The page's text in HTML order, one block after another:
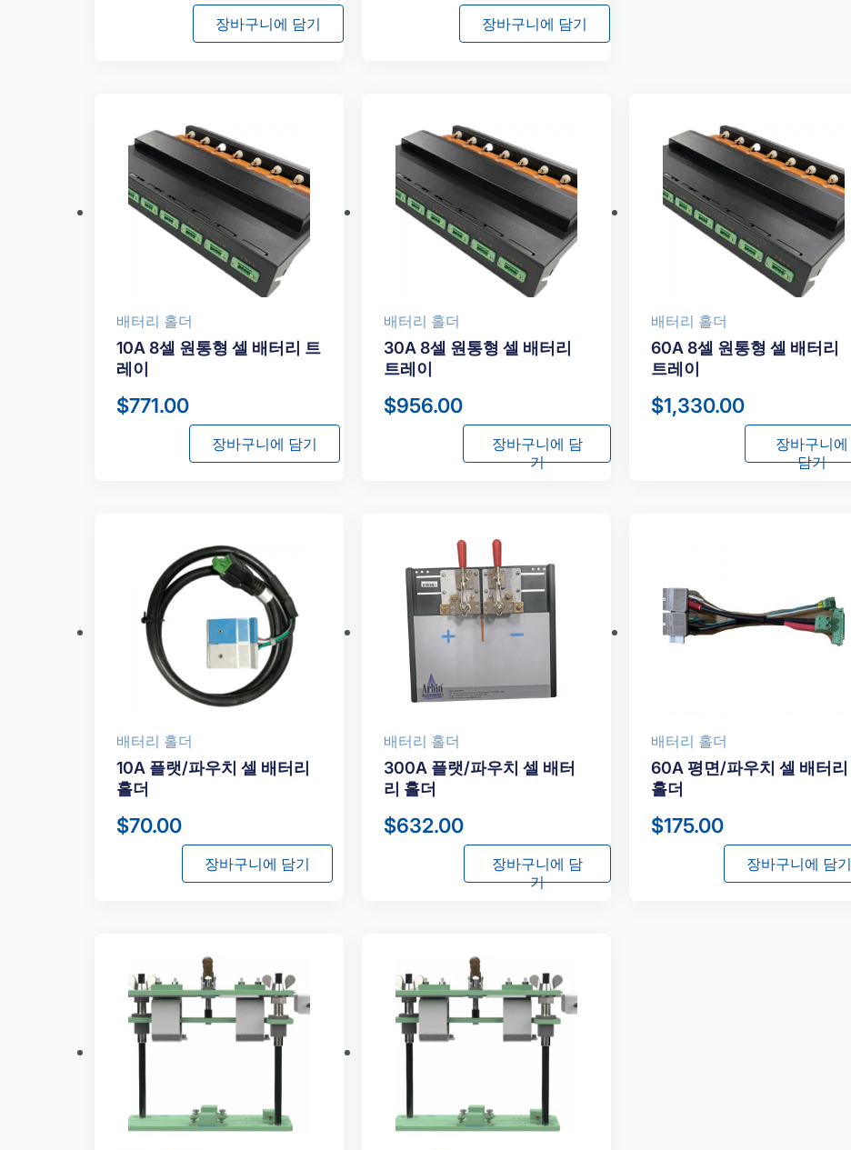
장바구니에 담기 장바구니에 담기
배터리 홀더
10A 8셀 원통형 셀 배터리 트
레이
$771.00
장바구니에 담기
배터리 홀더
30A 8셀 원통형 셀 배터리
트레이
$956.00
장바구니에 담
기
배터리 홀더
60A 8셀 원통형 셀 배터리
트레이
$1,330.00
장바구니에
담기
배터리 홀더
10A 플랫/파우치 셀 배터리
홀더
$70.00
장바구니에 담기
배터리 홀더
300A 플랫/파우치 셀 배터
리 홀더
$632.00
장바구니에 담
기
배터리 홀더
60A 평면/파우치 셀 배터리
홀더
$175.00
장바구니에 담기